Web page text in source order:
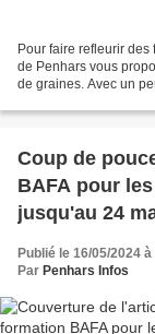
Pour faire refleurir
de Penhars vous
de graines. Avec un
Coup de
BAFA pour
jusqu'au 24
Publié le 16/05/2024
Par Penhars Infos